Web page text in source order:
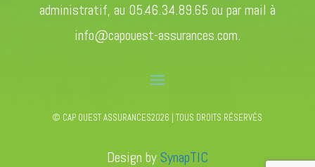
administratif, au 05.46.34.89.65 ou par mail à
info@capouest-assurances.com.
© CAP OUEST ASSURANCES2026 | TOUS DROITS RÉSERVÉS
Design by SynapTIC